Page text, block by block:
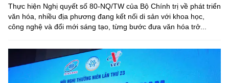
Thực hiện Nghị quyết số 80-NQ/TW của Bộ Chính trị về phát triển
văn hóa, nhiều địa phương đang kết nối di sản với khoa học,
công nghệ và đổi mới sáng tạo, từng bước đưa văn hóa trở...